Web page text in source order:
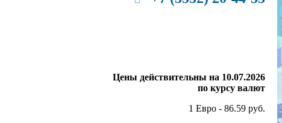
Цены действительны на 10.07.2026
по курсу валют
1 Евро - 86.59 руб.